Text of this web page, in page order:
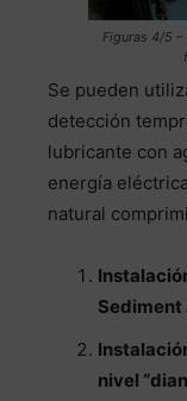
Figuras 4/5
Se pueden
detección
lubricante con
energía
natural
Sediment
nivel